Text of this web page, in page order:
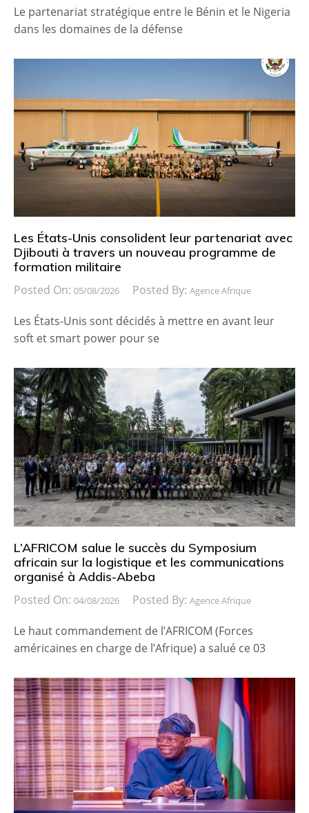
Le partenariat stratégique entre le Bénin et le Nigeria
dans les domaines de la défense
Les États-Unis consolident leur partenariat avec
Djibouti à travers un nouveau programme de
formation militaire
Posted On: 05/08/2026 Posted By: Agence Afrique
Les États-Unis sont décidés à mettre en avant leur
soft et smart power pour se
L’AFRICOM salue le succès du Symposium
africain sur la logistique et les communications
organisé à Addis-Abeba
Posted On: 04/08/2026 Posted By: Agence Afrique
Le haut commandement de l’AFRICOM (Forces
américaines en charge de l’Afrique) a salué ce 03